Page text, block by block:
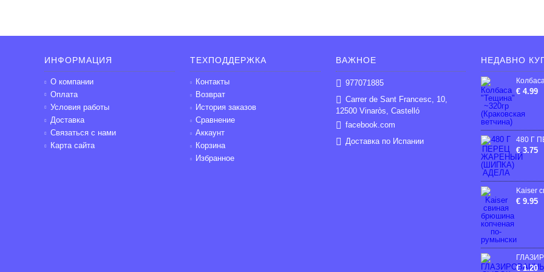
ИНФОРМАЦИЯ
О компании
Оплата
Условия работы
Доставка
Связаться с нами
Карта сайта
ТЕХПОДДЕРЖКА
Контакты
Возврат
История заказов
Сравнение
Аккаунт
Корзина
Избранное
ВАЖНОЕ
977071885
Carrer de Sant Francesc, 10,
12500 Vinaròs, Castelló
facebook.com
Доставка по Испании
НЕДАВНО
€ 4.99
€ 3.75
€ 9.95
€ 1.20